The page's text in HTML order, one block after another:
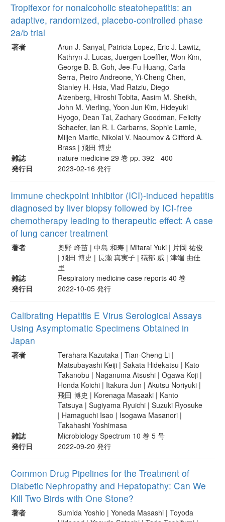
Tropifexor for nonalcoholic steatohepatitis: an
adaptive, randomized, placebo-controlled phase
2a/b trial
著者
Arun J. Sanyal, Patricia Lopez, Eric J. Lawitz,
Kathryn J. Lucas, Juergen Loeffler, Won Kim,
George B. B. Goh, Jee-Fu Huang, Carla
Serra, Pietro Andreone, Yi-Cheng Chen,
Stanley H. Hsia, Vlad Ratziu, Diego
Aizenberg, Hiroshi Tobita, Aasim M. Sheikh,
John M. Vierling, Yoon Jun Kim, Hideyuki
Hyogo, Dean Tai, Zachary Goodman, Felicity
Schaefer, Ian R. I. Carbarns, Sophie Lamle,
Miljen Martic, Nikolai V. Naoumov & Clifford A.
Brass | 飛田 博史
雑誌
nature medicine 29 巻 pp. 392 - 400
発行日
2023-02-16 発行
Immune checkpoint inhibitor (ICI)-induced hepatitis
diagnosed by liver biopsy followed by ICI-free
chemotherapy leading to therapeutic effect: A case
of lung cancer treatment
著者
奥野 峰苗 | 中島 和寿 | Mitarai Yuki | 片岡 祐俊
| 飛田 博史 | 長瀬 真実子 | 礒部 威 | 津端 由佳
里
雑誌
Respiratory medicine case reports 40 巻
発行日
2022-10-05 発行
Calibrating Hepatitis E Virus Serological Assays
Using Asymptomatic Specimens Obtained in
Japan
著者
Terahara Kazutaka | Tian-Cheng Li |
Matsubayashi Keiji | Sakata Hidekatsu | Kato
Takanobu | Naganuma Atsushi | Ogawa Koji |
Honda Koichi | Itakura Jun | Akutsu Noriyuki |
飛田 博史 | Korenaga Masaaki | Kanto
Tatsuya | Sugiyama Ryuichi | Suzuki Ryosuke
| Hamaguchi Isao | Isogawa Masanori |
Takahashi Yoshimasa
雑誌
Microbiology Spectrum 10 巻 5 号
発行日
2022-09-20 発行
Common Drug Pipelines for the Treatment of
Diabetic Nephropathy and Hepatopathy: Can We
Kill Two Birds with One Stone?
著者
Sumida Yoshio | Yoneda Masashi | Toyoda